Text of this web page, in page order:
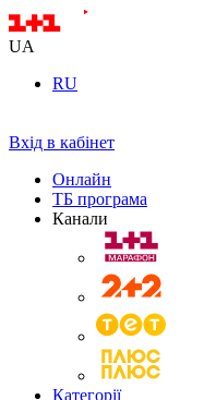
UA
RU
Вхід в кабінет
Онлайн
ТБ програма
Канали
Категорії